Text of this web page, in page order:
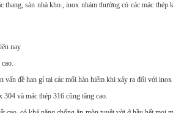
sàn nhà kho., inox nhám thường có các mác thép
nay
đề han gỉ tại các mối hàn hiếm khi xảy ra đối với inox
và mác thép 316 cũng tăng cao.